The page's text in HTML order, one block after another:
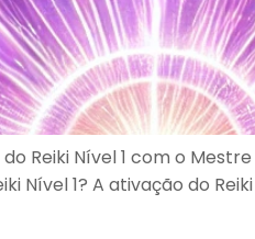
Reiki Nível 1 com o
Nível 1? A ativação do